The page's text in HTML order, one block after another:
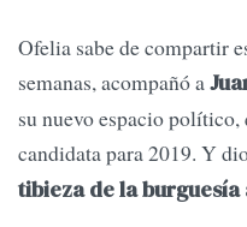
Ofelia sabe de compartir
semanas, acompañó a
su nuevo espacio
candidata para 2019. Y
tibieza de la burguesía